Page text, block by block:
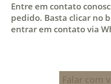
Entre em contato
pedido. Basta clicar no
entrar em contato via
Falar com